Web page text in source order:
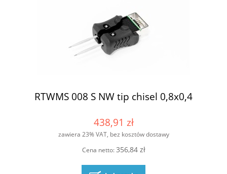
RTWMS 008 S NW tip chisel 0,8x0,4
438,91 zł
zawiera 23% VAT, bez kosztów dostawy
Cena netto:356,84 zł